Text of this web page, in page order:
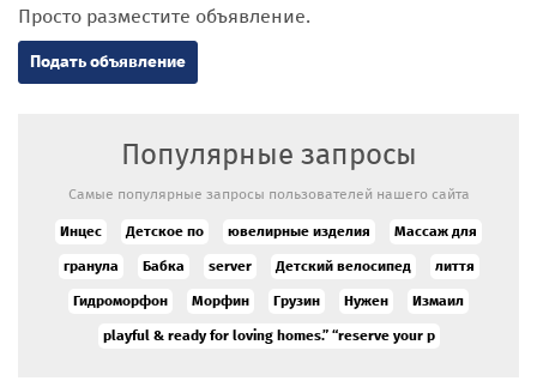
Просто разместите объявление.
Подать объявление
Популярные запросы
Самые популярные запросы пользователей нашего сайта
Инцес Детское по ювелирные изделия Массаж для
гранула Бабка server Детский велосипед лиття
Гидроморфон Морфин Грузин Нужен Измаил
playful & ready for loving homes.” “reserve your p